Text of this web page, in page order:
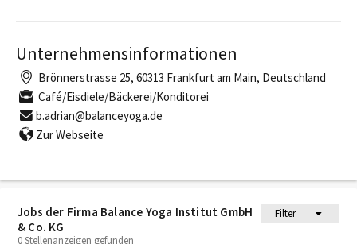
Jobs der Firma Balance Yoga Institut GmbH
& Co. KG
Filter
0 Stellenanzeigen gefunden
Unternehmensinformationen
Brönnerstrasse 25, 60313 Frankfurt am Main, Deutschland
Café/Eisdiele/Bäckerei/Konditorei
b.adrian@balanceyoga.de
Zur Webseite